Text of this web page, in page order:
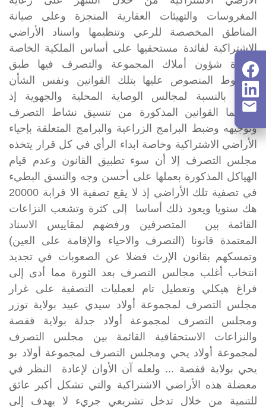
المغروسات والتهيئات العقارية المنجزة وعلى صيانة
المناطق المخصصة للرعي وتنظيمها واسناد الأراضي
الاشتراكية لفائدة مستحقيها على أساس الملكية الخاصة
وإدارة شؤون أملاك المجموعة والتصرف فيها طبق
الشروط المنصوص عليها بتلك القوانين ونفس الشأن
كذلك بالنسبة لمجالس الوصاية المحلية والجهوية إذ
مكنتهما القوانين المذكورة من تنسيق نشاط التصرف
وتوجيهه وضبط البرامج الزراعية والبرامج المتعلقة بإحياء
الأراضي الاشتراكية وخاصة ابداء الرأي في كل قرار يتخذه
مجلس التصرف إلا أن سوء تطبيق القانون وعدم قيام
الهياكل المذكورة بعملها على أحسن وجه والنسق البطيء
في تصفية تلك الأراضي إذ لا يقع تصفية الا قرابة 20000
هك سنويا ويعود ذلك أساسا إلى كثرة وتشعب النزاعات
القائمة بين المتصرفين ورفضهم لمقاييس الاسناد
المعتمدة قانونا (التصرف والاحياء والإقامة على العين)
وتمسكهم بقانون الإرث فضلا عن الصعوبات في تجديد
انتخاب أغلب مجالس التصرف بعد الثورة مما أدى إلى
فراغ هيكلي وتعطيل تام لعمليات التصفية على غرار
مجلس التصرف لمجموعة أولاد سيدي عبيد بولاية توزر
ومجلس التصرف لمجموعة أولاد جدلة بولاية قفصة
والنزاعات الاستحقاقية القائمة بين مجلس التصرف
لمجموعة أولاد يحي ومجلس التصرف لمجموعة أولاد بو
يحي بولاية قفصة ... ولعله آن الأوان لإعادة النظر في
معضلة هذه الأراضي الاشتراكية والتي تشكل أكبر عائق
للتنمية من خلال تدخل تشريعي جريء لا يهدف إلى